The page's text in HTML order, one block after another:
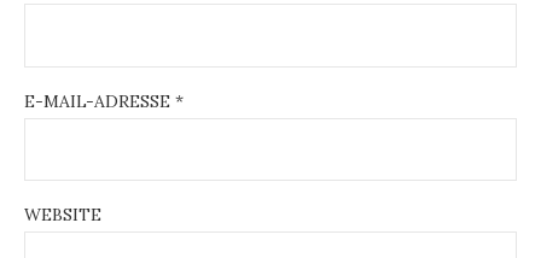
E-MAIL-ADRESSE *
WEBSITE